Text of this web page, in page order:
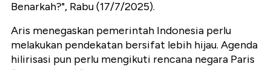
Benarkah?", Rabu (17/7/2025).
Aris menegaskan pemerintah Indonesia perlu
melakukan pendekatan bersifat lebih hijau. Agenda
hilirisasi pun perlu mengikuti rencana negara Paris